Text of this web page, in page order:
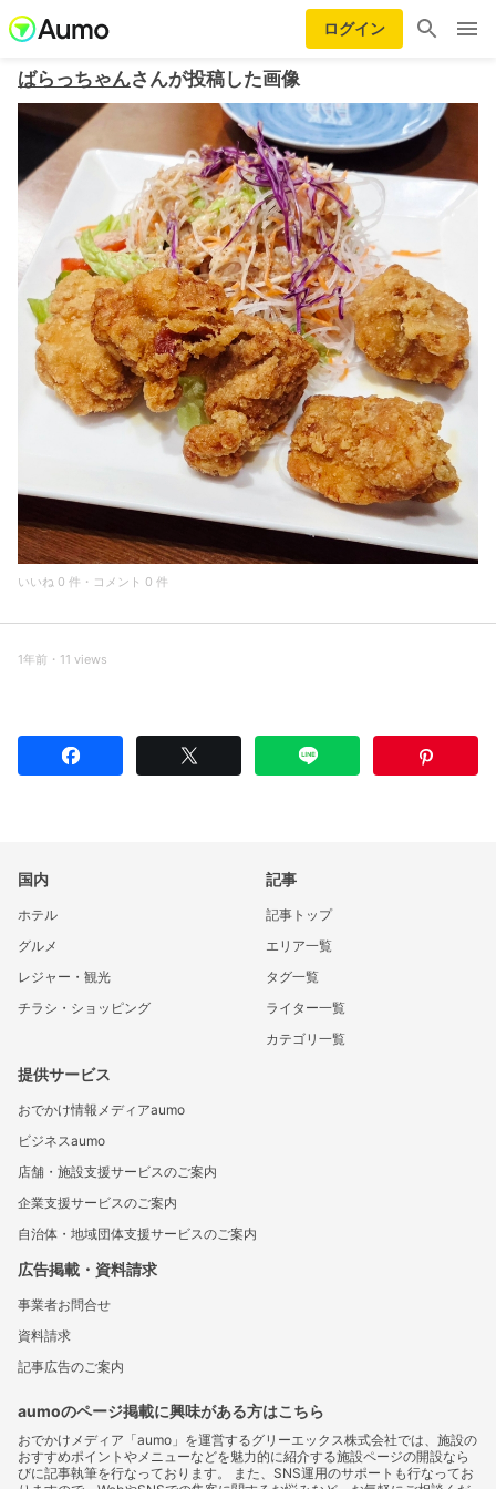
ログイン
ばらっちゃんさんが投稿した画像
いいね 0 件・コメント 0 件
1年前・11 views
国内
ホテル
グルメ
レジャー・観光
チラシ・ショッピング
記事
記事トップ
エリア一覧
タグ一覧
ライター一覧
カテゴリ一覧
提供サービス
おでかけ情報メディアaumo
ビジネスaumo
店舗・施設支援サービスのご案内
企業支援サービスのご案内
自治体・地域団体支援サービスのご案内
広告掲載・資料請求
事業者お問合せ
資料請求
記事広告のご案内
aumoのページ掲載に興味がある方はこちら
おでかけメディア「aumo」を運営するグリーエックス株式会社では、施設の
おすすめポイントやメニューなどを魅力的に紹介する施設ページの開設なら
びに記事執筆を行なっております。 また、SNS運用のサポートも行なってお